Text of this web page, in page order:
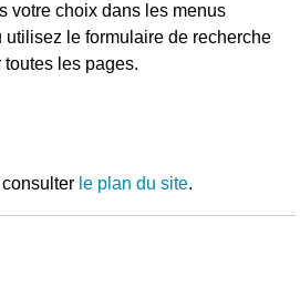
votre choix dans les menus
utilisez le formulaire de recherche
les pages.
le plan du site.